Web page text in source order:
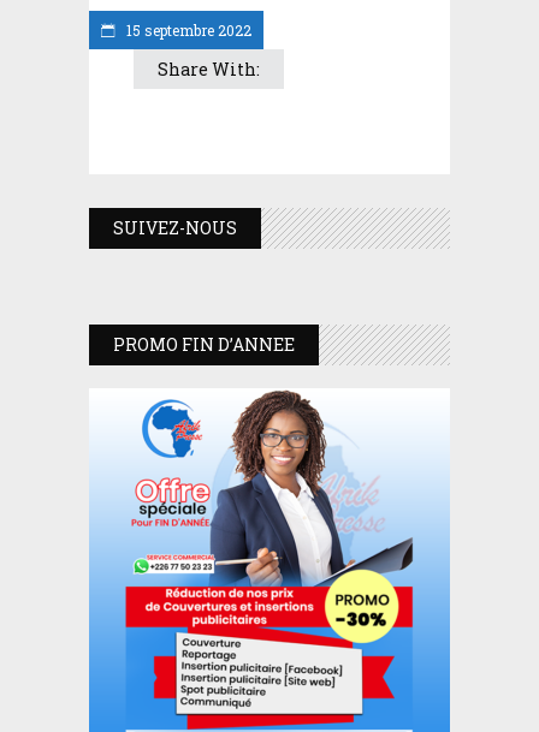
15 septembre 2022
Share With:
SUIVEZ-NOUS
PROMO FIN D’ANNEE